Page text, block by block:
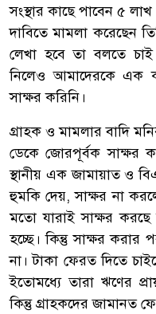
সংস্থার কাছে পাবেন ৫
দাবিতে মামলা করেছেন
লেখা হবে তা বলতে চাই
নিলেও আমাদেরকে এক
সাক্ষর করিনি।
গ্রাহক ও মামলার বাদি
ডেকে জোরপূর্বক সাক্ষর
স্থানীয় এক জামায়াত ও
হুমকি দেয়, সাক্ষর না
মতো যারাই সাক্ষর
হচ্ছে। কিন্তু সাক্ষর করার
না। টাকা ফেরত দিতে
ইতোমধ্যে তারা ঋণের
কিন্তু গ্রাহকদের জামানত